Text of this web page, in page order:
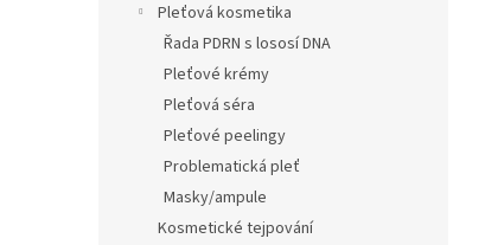
Pleťová kosmetika
Řada PDRN s lososí DNA
Pleťové krémy
Pleťová séra
Pleťové peelingy
Problematická pleť
Masky/ampule
Kosmetické tejpování